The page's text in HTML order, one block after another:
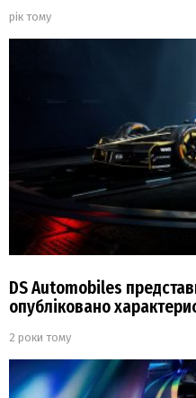
рік тому
DS Automobiles
опубліковано
2 роки тому